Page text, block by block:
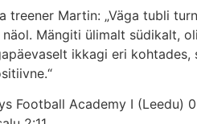
treener Martin: „Väga tubli
näol. Mängiti ülimalt südikalt,
ikkagi eri
Football Academy I (Leedu)